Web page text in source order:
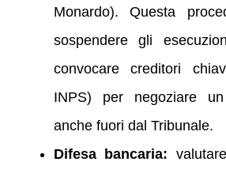
Monardo). Questa
sospendere gli
convocare creditori
INPS) per negoziare
anche fuori dal Tribunale.
Difesa bancaria: